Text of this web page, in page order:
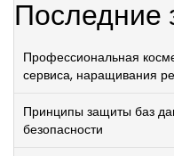
Последние
Профессиональная
сервиса, наращивания
Принципы защиты баз
безопасности